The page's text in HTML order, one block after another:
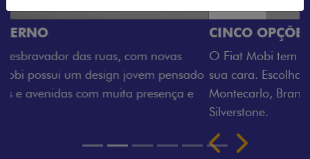
CINCO OPÇÕES DE CORES
O Fiat Mobi tem sempre uma opção de cor que é a
sua cara. Escolha entre o Preto Vulcano, Vermelho
Montecarlo, Branco Banchisa, Prata Bari e Cinza
Rodas de liga leve